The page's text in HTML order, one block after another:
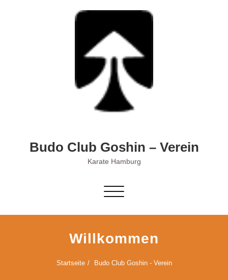
Budo Club Goshin – Verein
Karate Hamburg
Schalte
Willkommen
Startseite Budo Club Goshin - Verein